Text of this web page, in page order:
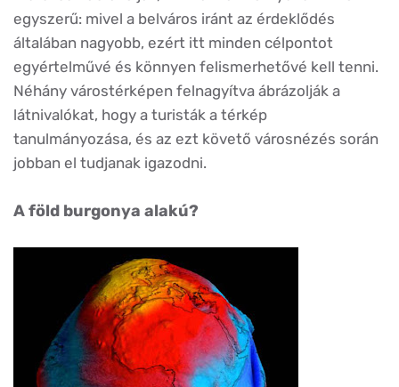
egyszerű: mivel a belváros iránt az érdeklődés
általában nagyobb, ezért itt minden célpontot
egyértelművé és könnyen felismerhetővé kell tenni.
Néhány várostérképen felnagyítva ábrázolják a
látnivalókat, hogy a turisták a térkép
tanulmányozása, és az ezt követő városnézés során
jobban el tudjanak igazodni.
A föld burgonya alakú?